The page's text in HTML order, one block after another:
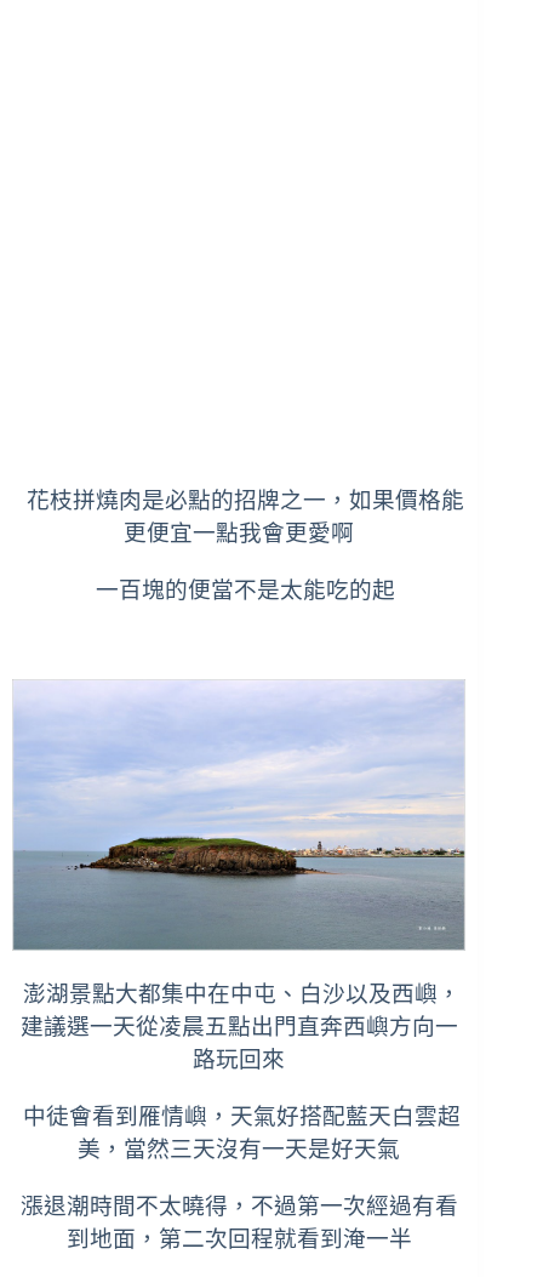
花枝拼燒肉是必點的招牌之一，如果價格能
更便宜一點我會更愛啊
一百塊的便當不是太能吃的起
澎湖景點大都集中在中屯、白沙以及西嶼，
建議選一天從凌晨五點出門直奔西嶼方向一
路玩回來
中徒會看到雁情嶼，天氣好搭配藍天白雲超
美，當然三天沒有一天是好天氣
漲退潮時間不太曉得，不過第一次經過有看
到地面，第二次回程就看到淹一半